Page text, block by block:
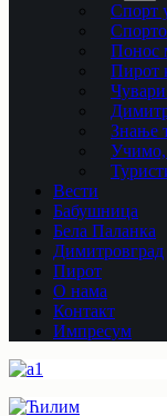
Спорт
Понос
Пирот
Чувари
Знање
Учимо,
Вести
Бабушница
Бела Паланка
Димитровград
Пирот
О нама
Контакт
Импресум